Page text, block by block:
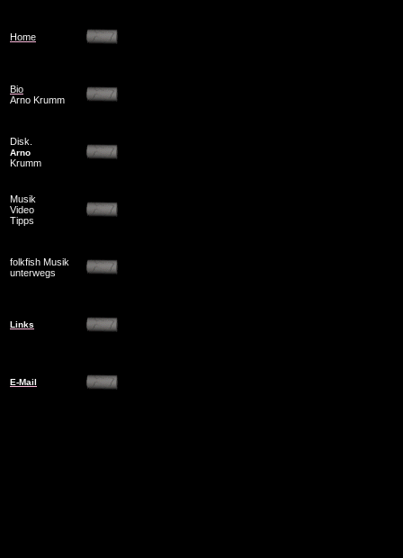
Home
Bio
Arno Krumm
Disk.
Arno
Krumm
Musik
Video
Tipps
folkfish Musik
unterwegs
Links
E-Mail